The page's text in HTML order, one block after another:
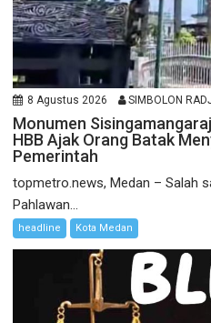
8 Agustus 2026 SIMBOLON
Monumen
HBB Ajak Orang Batak
Pemerintah
topmetro.news, Medan – Salah
Pahlawan...
headline Kota Medan